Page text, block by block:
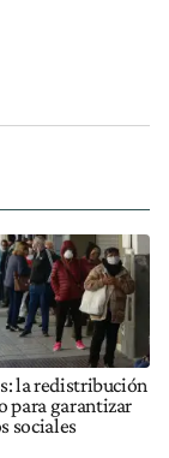
la redistribución
para garantizar
sociales